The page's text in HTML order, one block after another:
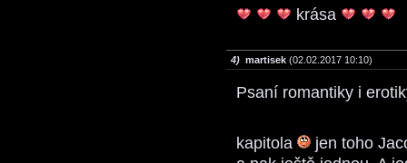
krása
4) martisek (02.02.2017 10:10)
Psaní romantiky i
kapitola
jen toho